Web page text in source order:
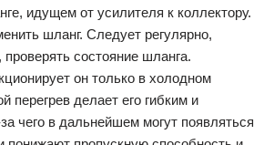
идущем от усилителя к коллектору.
шланг. Следует регулярно,
состояние шланга.
он только в холодном
перегрев делает его гибким и
чего в дальнейшем могут появляться